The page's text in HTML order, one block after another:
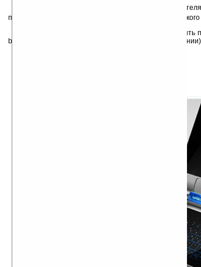
опять новости от корейского
представила общественности концепт
Нужно отметить, что ноутбук уже успел
best» (по результатам тестов
в